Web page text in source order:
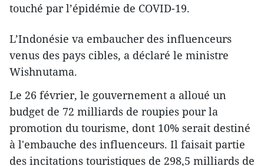
touché par l’épidémie de COVID-19.
L’Indonésie va embaucher des influenceurs
venus des pays cibles, a déclaré le ministre
Wishnutama.
Le 26 février, le gouvernement a alloué un
budget de 72 milliards de roupies pour la
promotion du tourisme, dont 10% serait destiné
à l'embauche des influenceurs. Il faisait partie
des incitations touristiques de 298,5 milliards de